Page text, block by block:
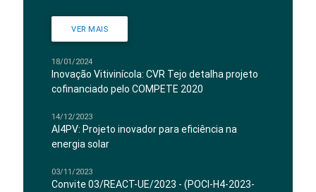
VER MAIS
18/01/2024
Inovação Vitivinícola: CVR Tejo detalha projeto
cofinanciado pelo COMPETE 2020
14/12/2023
AI4PV: Projeto inovador para eficiência na
energia solar
03/11/2023
Convite 03/REACT-UE/2023 - (POCI-H4-2023-